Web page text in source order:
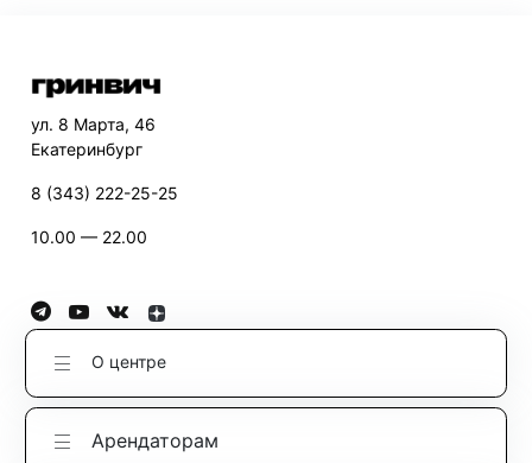
ул. 8 Марта, 46
Екатеринбург
8 (343) 222-25-25
10.00 — 22.00
О центре
Арендаторам